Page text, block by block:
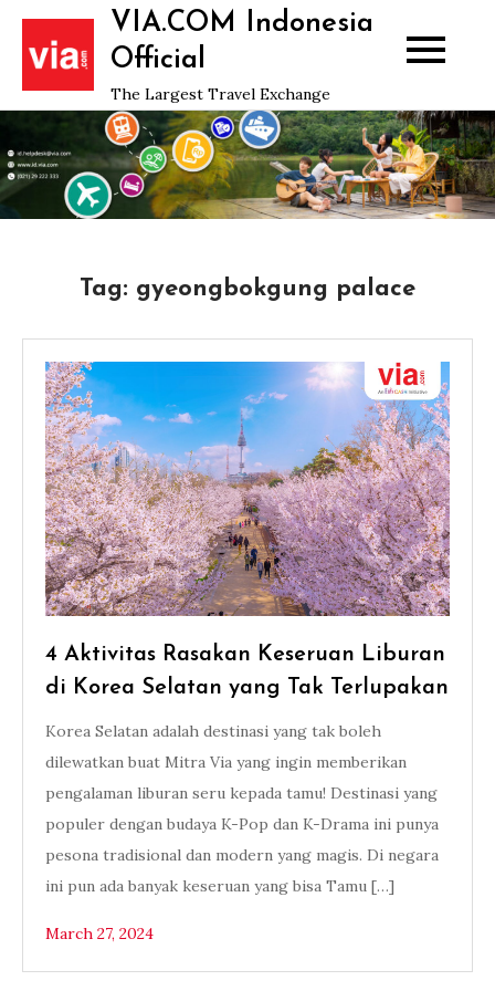
Skip
content
VIA.COM Indonesia
Official
The Largest Travel Exchange
Tag: gyeongbokgung palace
4 Aktivitas Rasakan Keseruan Liburan
di Korea Selatan yang Tak Terlupakan
Korea Selatan adalah destinasi yang tak boleh
dilewatkan buat Mitra Via yang ingin memberikan
pengalaman liburan seru kepada tamu! Destinasi yang
populer dengan budaya K-Pop dan K-Drama ini punya
pesona tradisional dan modern yang magis. Di negara
ini pun ada banyak keseruan yang bisa Tamu […]
March 27, 2024